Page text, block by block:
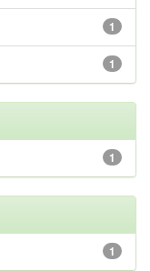
1
1
1
1